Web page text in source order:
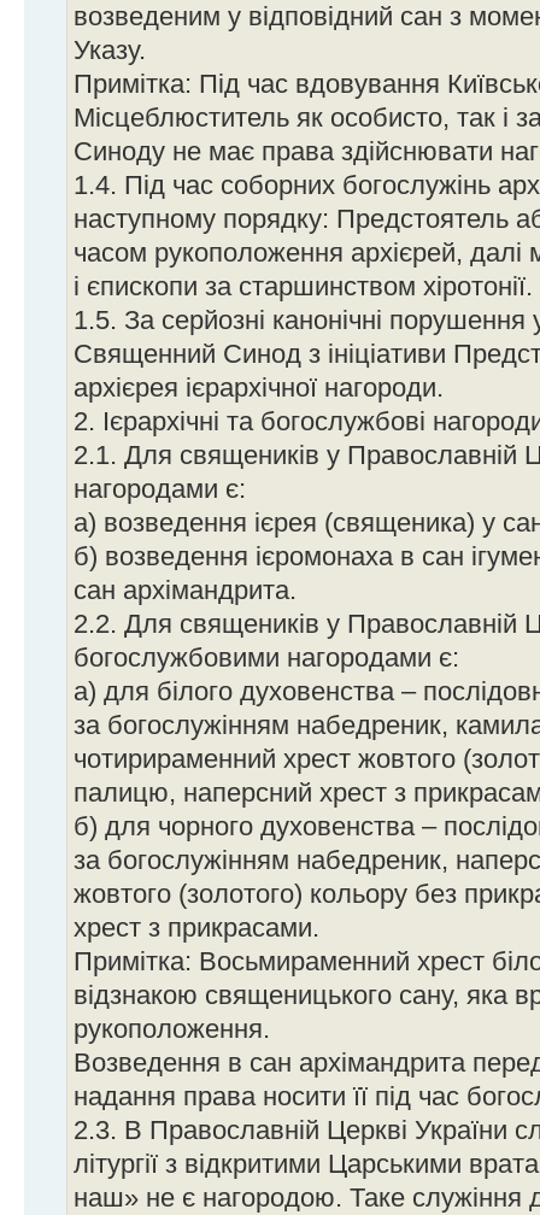
возведеним у відповідний сан з
Указу.
Примітка: Під час вдовування
Місцеблюститель як особисто, так і
Синоду не має права здійснювати
1.4. Під час соборних богослужінь
наступному порядку: Предстоятель
часом рукоположення архієрей, далі
і єпископи за старшинством хіротонії.
1.5. За серйозні канонічні порушення
Священний Синод з ініціативи
архієрея ієрархічної нагороди.
2. Ієрархічні та богослужбові
2.1. Для священиків у Православній
нагородами є:
а) возведення ієрея (священика) у
б) возведення ієромонаха в сан
сан архімандрита.
2.2. Для священиків у Православній
богослужбовими нагородами є:
а) для білого духовенства –
за богослужінням набедреник,
чотирираменний хрест жовтого
палицю, наперсний хрест з
б) для чорного духовенства –
за богослужінням набедреник,
жовтого (золотого) кольору без
хрест з прикрасами.
Примітка: Восьмираменний хрест
відзнакою священицького сану, яка
рукоположення.
Возведення в сан архімандрита
надання права носити її під час
2.3. В Православній Церкві України
літургії з відкритими Царськими
наш» не є нагородою. Таке служіння